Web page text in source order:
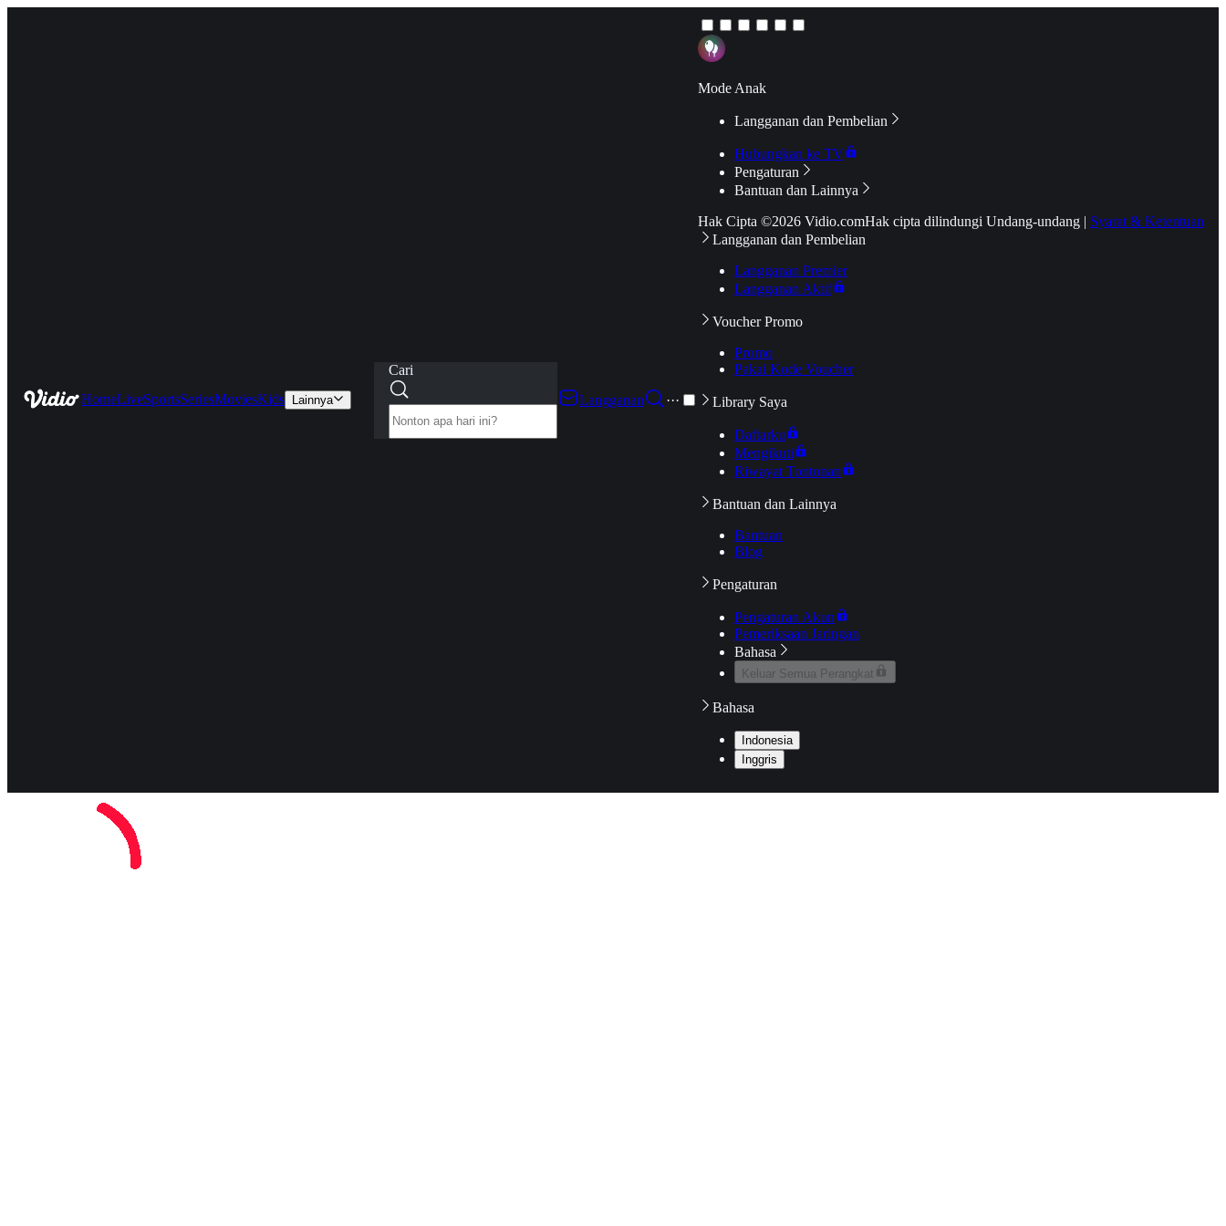
HomeLiveSportsSeriesMoviesKids Lainnya
Cari
Langganan
···
Mode Anak
Langganan dan Pembelian
Hubungkan ke TV
Pengaturan
Bantuan dan Lainnya
Hak Cipta ©2026 Vidio.comHak cipta dilindungi Undang-undang | Syarat & Ketentuan
Langganan dan Pembelian
Langganan Premier
Langganan Aktif
Voucher Promo
Promo
Pakai Kode Voucher
Library Saya
Daftarku
Mengikuti
Riwayat Tontonan
Bantuan dan Lainnya
Bantuan
Blog
Pengaturan
Pengaturan Akun
Pemeriksaan Jaringan
Bahasa
Keluar Semua Perangkat
Bahasa
Indonesia
Inggris